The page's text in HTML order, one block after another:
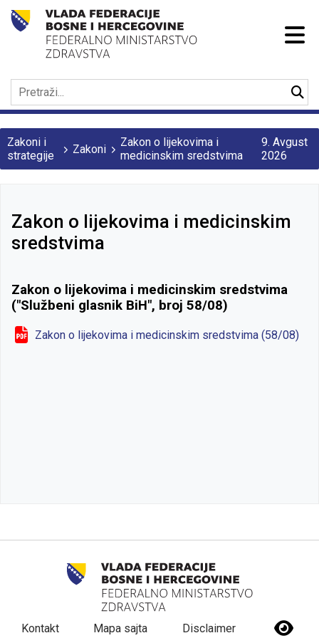
Zakoni i
strategije
Zakoni
Zakon o lijekovima i
medicinskim sredstvima
9. Avgust
2026
Zakon o lijekovima i medicinskim
sredstvima
Zakon o lijekovima i medicinskim sredstvima
("Službeni glasnik BiH", broj 58/08)
Zakon o lijekovima i medicinskim sredstvima (58/08)
Kontakt Mapa sajta Disclaimer